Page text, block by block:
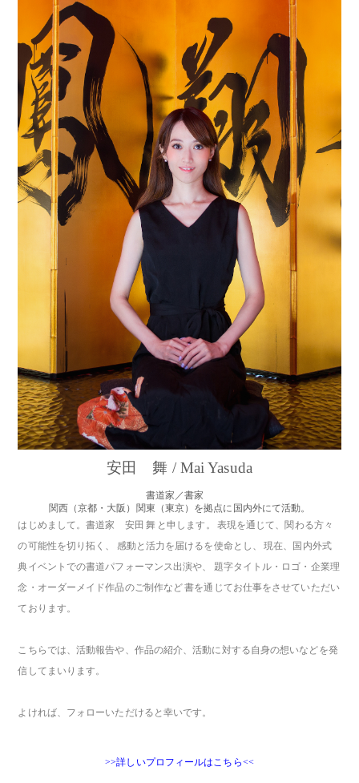
安田 舞 / Mai Yasuda
書道家／書家
関西（京都・大阪）関東（東京）を拠点に国内外にて活動。
はじめまして。書道家 安田 舞 と申します。 表現を通じて、関わる方々
の可能性を切り拓く、 感動と活力を届けるを使命とし、 現在、国内外式
典イベントでの書道パフォーマンス出演や、 題字タイトル・ロゴ・企業理
念・オーダーメイド作品のご制作など 書を通じてお仕事をさせていただい
ております。
こちらでは、活動報告や、作品の紹介、活動に対する自身の想いなどを発
信してまいります。
よければ、フォローいただけると幸いです。
>>詳しいプロフィールはこちら<<